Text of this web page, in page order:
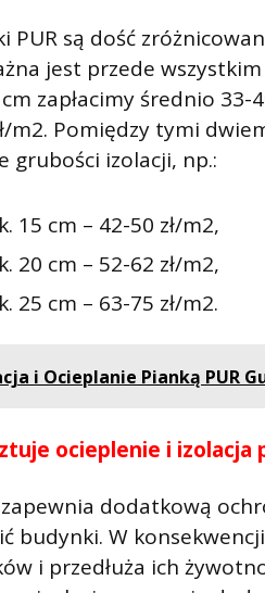
PUR są dość
jest przede
zapłacimy średnio
m2. Pomiędzy tymi
grubości izolacji, np.:
15 cm – 42-50 zł/m2,
20 cm – 52-62 zł/m2,
25 cm – 63-75 zł/m2.
i Ocieplanie Pianką PUR
ocieplenie i izolacja
dodatkową
budynki. W
i przedłuża ich